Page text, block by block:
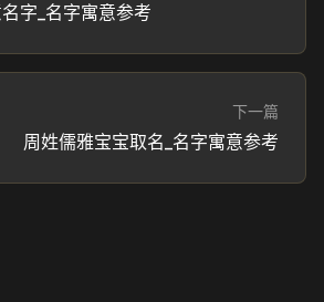
字_名字寓意参考
下一篇
周姓儒雅宝宝取名_名字寓意参考